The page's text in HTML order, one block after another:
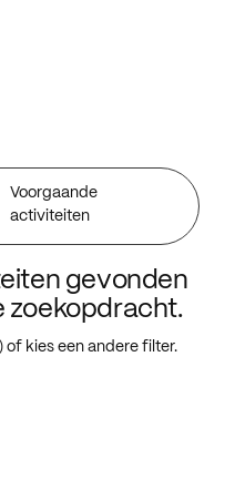
Voorgaande
activiteiten
gevonden
zoekopdracht.
of kies een andere filter.